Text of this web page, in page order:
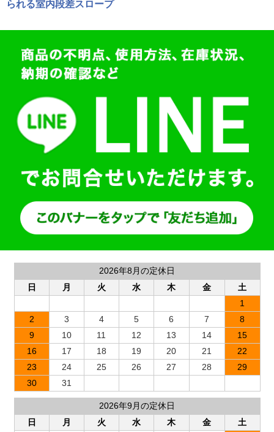
られる室内段差スロープ
2026年8月の定休日
日
月 火 水 木 金
土
1
2
3 4 5 6 7
8
9
10 11 12 13 14
15
16
17 18 19 20 21
22
23
24 25 26 27 28
29
30
31
2026年9月の定休日
日
月 火 水 木 金
土